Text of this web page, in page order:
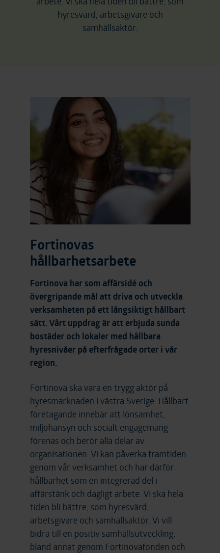
hyresvärd, arbetsgivare och
samhällsaktör.
Fortinovas
hållbarhetsarbete
Fortinova har som affärsidé och
övergripande mål att driva och utveckla
verksamheten på ett långsiktigt hållbart
sätt. Vårt uppdrag är att erbjuda sunda
bostäder och lokaler med hållbara
hyresnivåer på efterfrågade orter i vår
region.
Fortinova ska vara en trygg aktör på
hyresmarknaden i västra Sverige. Hållbart
företagande innebär att lönsamhet,
miljöhänsyn och socialt engagemang
förenas och berör alla delar av
organisationen. Vi kan påverka framtiden
genom vår verksamhet och har därför
hållbarhet som en integrerad del i
affärstänk och dagligt arbete. Vi ska hela
tiden bli bättre, som hyresvärd,
arbetsgivare och samhällsaktör. Vi vill
bidra till en positiv samhällsutveckling,
bland annat genom Fortinovafonden och